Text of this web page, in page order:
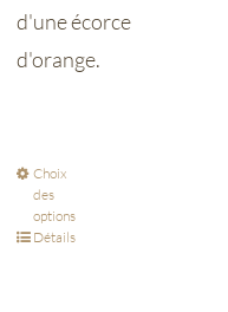
d'une écorce
d'orange.
Choix
des
options
Détails